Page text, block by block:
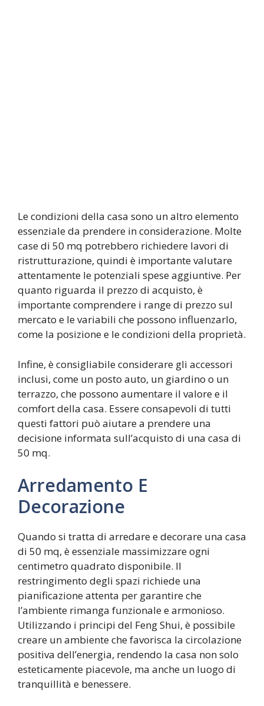
Le condizioni della casa sono un altro elemento
essenziale da prendere in considerazione. Molte
case di 50 mq potrebbero richiedere lavori di
ristrutturazione, quindi è importante valutare
attentamente le potenziali spese aggiuntive. Per
quanto riguarda il prezzo di acquisto, è
importante comprendere i range di prezzo sul
mercato e le variabili che possono influenzarlo,
come la posizione e le condizioni della proprietà.
Infine, è consigliabile considerare gli accessori
inclusi, come un posto auto, un giardino o un
terrazzo, che possono aumentare il valore e il
comfort della casa. Essere consapevoli di tutti
questi fattori può aiutare a prendere una
decisione informata sull’acquisto di una casa di
50 mq.
Arredamento E
Decorazione
Quando si tratta di arredare e decorare una casa
di 50 mq, è essenziale massimizzare ogni
centimetro quadrato disponibile. Il
restringimento degli spazi richiede una
pianificazione attenta per garantire che
l’ambiente rimanga funzionale e armonioso.
Utilizzando i principi del Feng Shui, è possibile
creare un ambiente che favorisca la circolazione
positiva dell’energia, rendendo la casa non solo
esteticamente piacevole, ma anche un luogo di
tranquillità e benessere.